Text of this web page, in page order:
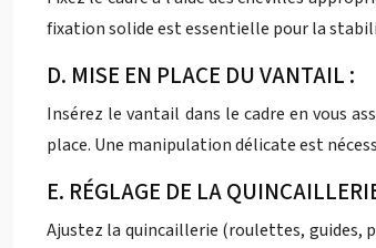
fixation solide est essentielle pour la
D. MISE EN PLACE DU VANTAIL :
Insérez le vantail dans le cadre en vous
place. Une manipulation délicate est
E. RÉGLAGE DE LA
Ajustez la quincaillerie (roulettes, guides,